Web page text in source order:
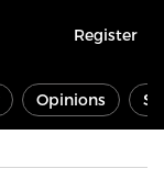
Register
Opinions